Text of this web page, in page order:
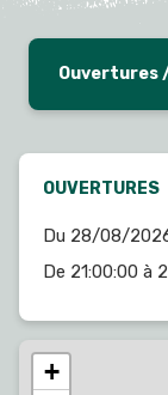
Ouvertures
OUVERTURES
Du 28/08/
De 21:00:00 à
+